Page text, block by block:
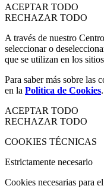
ACEPTAR TODO
RECHAZAR TODO
A través de nuestro
seleccionar o
que se utilizan en los
Para saber más sobre las
en la Politica de Cookies.
ACEPTAR TODO
RECHAZAR TODO
COOKIES TÉCNICAS
Estrictamente necesario
Cookies necesarias para